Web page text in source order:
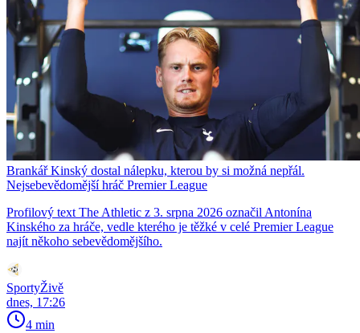
Brankář Kinský dostal nálepku, kterou by si možná nepřál.
Nejsebevědomější hráč Premier League
Profilový text The Athletic z 3. srpna 2026 označil Antonína
Kinského za hráče, vedle kterého je těžké v celé Premier League
najít někoho sebevědomějšího.
SportyŽivě
dnes, 17:26
4 min